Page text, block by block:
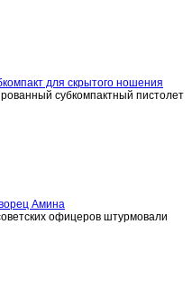
для скрытого ношения
субкомпактный пистолет
Амина
офицеров штурмовали